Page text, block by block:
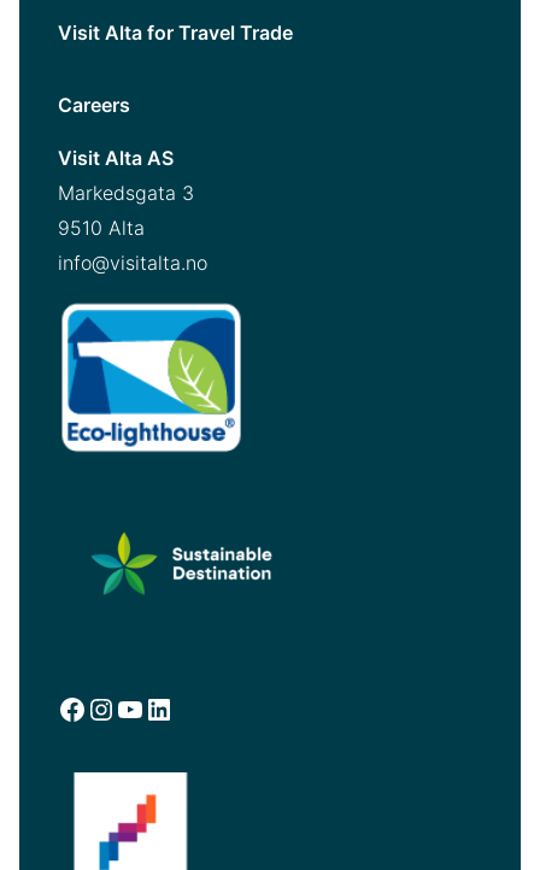
Visit Alta for Travel Trade
Careers
Visit Alta AS
Markedsgata 3
9510 Alta
info@visitalta.no
Facebook
Instagram
YouTube
LinkedIn